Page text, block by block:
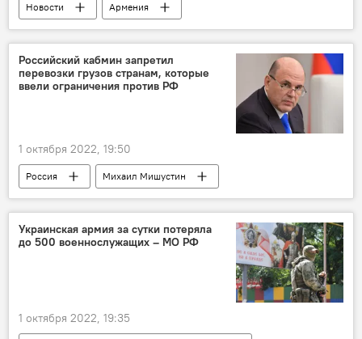
Новости
Армения
вооруженные силы
Гибель
Российский кабмин запретил
перевозки грузов странам, которые
ввели ограничения против РФ
1 октября 2022, 19:50
Россия
Михаил Мишустин
постановление
ЕС
Великобритания
Украина
Норвегия
логистика транспорт
Украинская армия за сутки потеряла
до 500 военнослужащих – МО РФ
1 октября 2022, 19:35